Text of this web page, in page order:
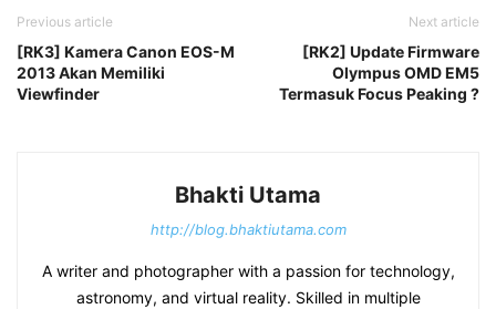
Previous article
[RK3] Kamera Canon EOS-M
2013 Akan Memiliki
Viewfinder
Next article
[RK2] Update Firmware
Olympus OMD EM5
Termasuk Focus Peaking ?
Bhakti Utama
http://blog.bhaktiutama.com
A writer and photographer with a passion for technology,
astronomy, and virtual reality. Skilled in multiple